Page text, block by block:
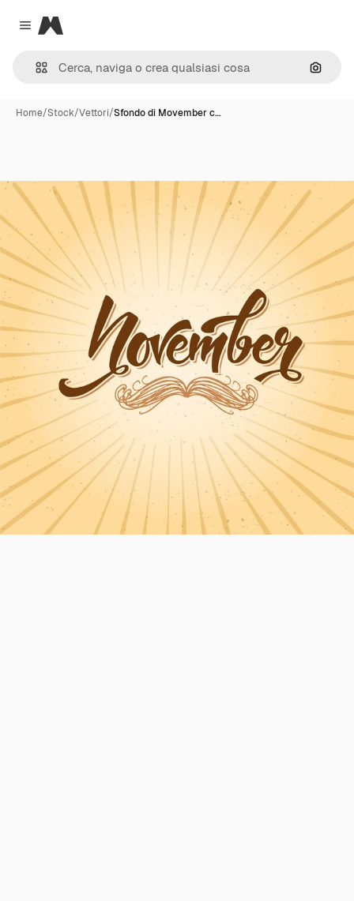
Close menu
Magnific
Cerca
Home/Stock/Vettori/Sfondo di Movember c…